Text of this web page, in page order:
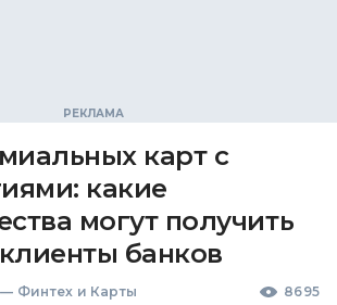
карт с
какие
могут получить
банков
— Финтех и Карты 8695